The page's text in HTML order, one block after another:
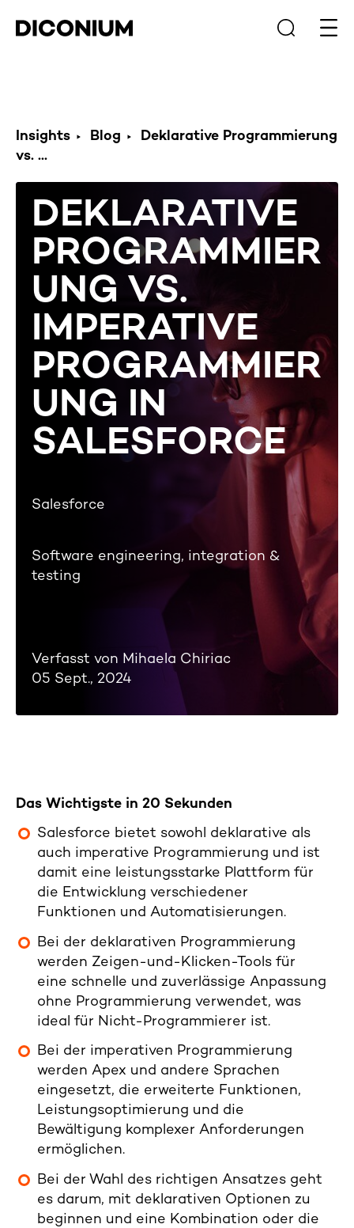
Insights Blog
Deklarative Programmierung
vs. ...
DEKLARATIVE
PROGRAMMIER
UNG VS.
IMPERATIVE
PROGRAMMIER
UNG IN
SALESFORCE
Salesforce
Software engineering, integration &
testing
Verfasst von Mihaela Chiriac
05 Sept., 2024
Das Wichtigste in 20 Sekunden
Salesforce bietet sowohl deklarative als
auch imperative Programmierung und ist
damit eine leistungsstarke Plattform für
die Entwicklung verschiedener
Funktionen und Automatisierungen.
Bei der deklarativen Programmierung
werden Zeigen-und-Klicken-Tools für
eine schnelle und zuverlässige Anpassung
ohne Programmierung verwendet, was
ideal für Nicht-Programmierer ist.
Bei der imperativen Programmierung
werden Apex und andere Sprachen
eingesetzt, die erweiterte Funktionen,
Leistungsoptimierung und die
Bewältigung komplexer Anforderungen
ermöglichen.
Bei der Wahl des richtigen Ansatzes geht
es darum, mit deklarativen Optionen zu
beginnen und eine Kombination oder die